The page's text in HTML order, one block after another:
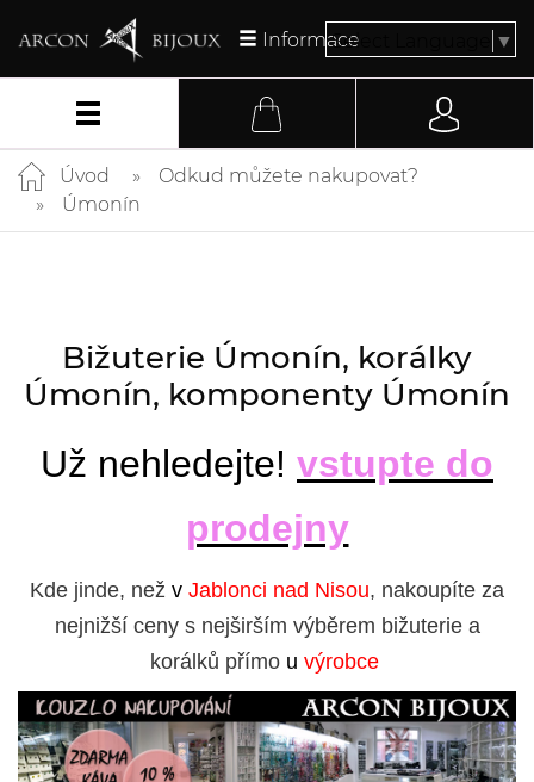
InformaceSelect Language ▼
Úvod
Odkud můžete nakupovat?
Úmonín
Bižuterie Úmonín, korálky
Úmonín, komponenty Úmonín
Už nehledejte! vstupte do
prodejny
Kde jinde, než v Jablonci nad Nisou, nakoupíte za
nejnižší ceny s nejširším výběrem bižuterie a
korálků přímo u výrobce